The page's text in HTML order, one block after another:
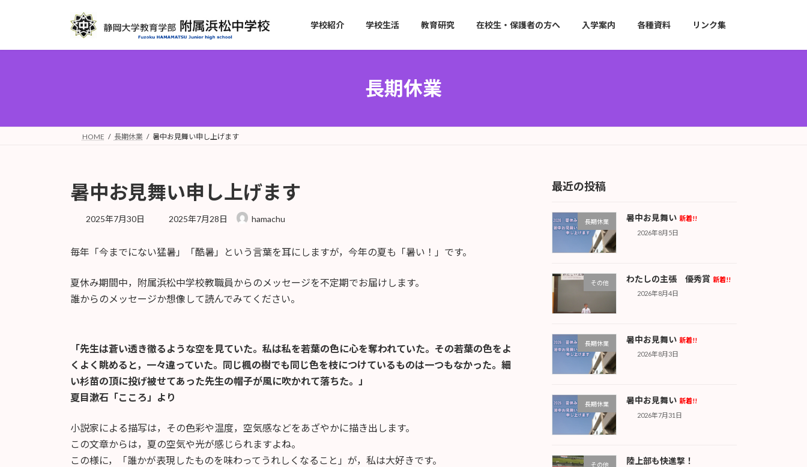
ン
ー
学校紹介 学校生活 教育研究 在校生・保護者の方へ 入学案内 各種資料 リンク集
長期休業
HOME 長期休業 暑中お見舞い申し上げます
暑中お見舞い申し上げます
2025年7月30日
最
新
時
:
2025年7月28日 hamachu
毎年「今までにない猛暑」「酷暑」という言葉を耳にしますが，今年の夏も「暑い！」です。
夏休み期間中，附属浜松中学校教職員からのメッセージを不定期でお届けします。
誰からのメッセージか想像して読んでみてください。
「先生は蒼い透き徹るような空を見ていた。私は私を若葉の色に心を奪われていた。その若葉の色をよ
くよく眺めると，一々違っていた。同じ楓の樹でも同じ色を枝につけているものは一つもなかった。細
い杉苗の頂に投げ被せてあった先生の帽子が風に吹かれて落ちた。」
夏目漱石「こころ」より
小説家による描写は，その色彩や温度，空気感などをあざやかに描き出します。
この文章からは，夏の空気や光が感じられますよね。
この様に，「誰かが表現したものを味わってうれしくなること」が，私は大好きです。
最近の投稿
長期休業 暑中お見舞い 新着!!
2026年8月5日
その他 わたしの主張 優秀賞 新着!!
2026年8月4日
長期休業 暑中お見舞い 新着!!
2026年8月3日
長期休業 暑中お見舞い 新着!!
2026年7月31日
その他 陸上部も快進撃！